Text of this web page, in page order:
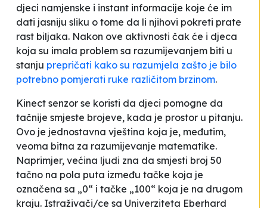
djeci namjenske i instant informacije koje će im
dati jasniju sliku o tome da li njihovi pokreti prate
rast biljaka. Nakon ove aktivnosti čak će i djeca
koja su imala problem sa razumijevanjem biti u
stanju prepričati kako su razumjela zašto je bilo
potrebno pomjerati ruke različitom brzinom.
Kinect senzor se koristi da djeci pomogne da
tačnije smjeste brojeve, kada je prostor u pitanju.
Ovo je jednostavna vještina koja je, međutim,
veoma bitna za razumijevanje matematike.
Naprimjer, većina ljudi zna da smjesti broj 50
tačno na pola puta između tačke koja je
označena sa „0“ i tačke „100“ koja je na drugom
kraju. Istraživači/ce sa Univerziteta Eberhard